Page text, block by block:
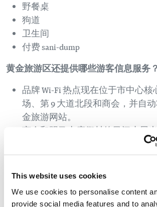
This website uses cookies
We use cookies to personalise content
provide social media features and to
野餐桌
狗道
卫生间
付费 sani-dump
黄金旅游区还提供哪些游客信息服务？
品牌 Wi-Fi 热点现在位于市中心
场、第 9 大道北段和商会，并自
金旅游网站。
商会和踢马山度假村的日间小屋
通过社交媒体平台与游客对话
为非英语用户提供语言网站翻译（
如何让我的企业参与到黄金旅游局领